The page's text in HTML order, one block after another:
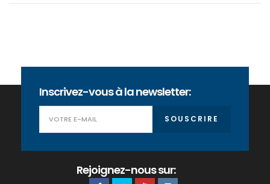
Inscrivez-vous à la newsletter:
SOUSCRIRE
Rejoignez-nous sur: